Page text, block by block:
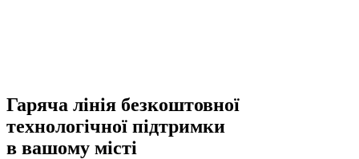
Гаряча лінія безкоштовної
технологічної підтримки
в вашому місті